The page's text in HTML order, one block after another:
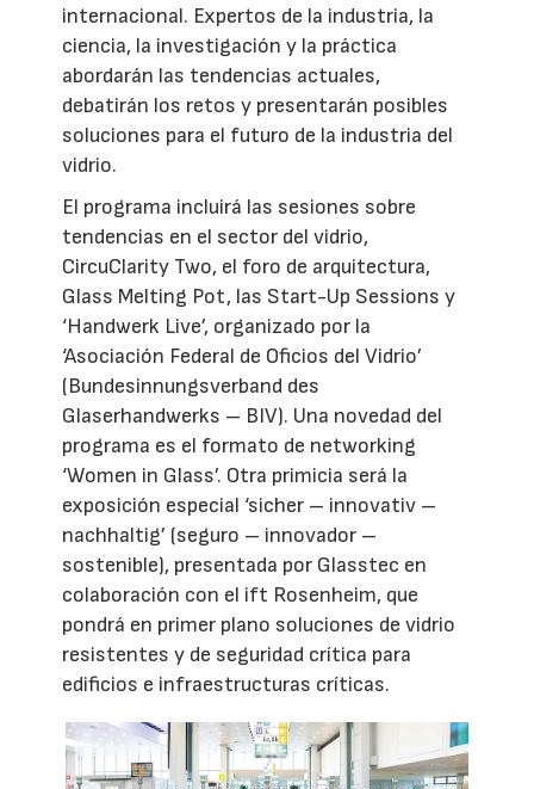
internacional. Expertos de la industria, la
ciencia, la investigación y la práctica
abordarán las tendencias actuales,
debatirán los retos y presentarán posibles
soluciones para el futuro de la industria del
vidrio.
El programa incluirá las sesiones sobre
tendencias en el sector del vidrio,
CircuClarity Two, el foro de arquitectura,
Glass Melting Pot, las Start-Up Sessions y
‘Handwerk Live’, organizado por la
‘Asociación Federal de Oficios del Vidrio’
(Bundesinnungsverband des
Glaserhandwerks – BIV). Una novedad del
programa es el formato de networking
‘Women in Glass’. Otra primicia será la
exposición especial ‘sicher – innovativ –
nachhaltig’ (seguro – innovador –
sostenible), presentada por Glasstec en
colaboración con el ift Rosenheim, que
pondrá en primer plano soluciones de vidrio
resistentes y de seguridad crítica para
edificios e infraestructuras críticas.